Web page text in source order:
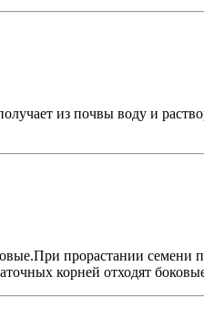
из почвы воду и
прорастании
корней отходят